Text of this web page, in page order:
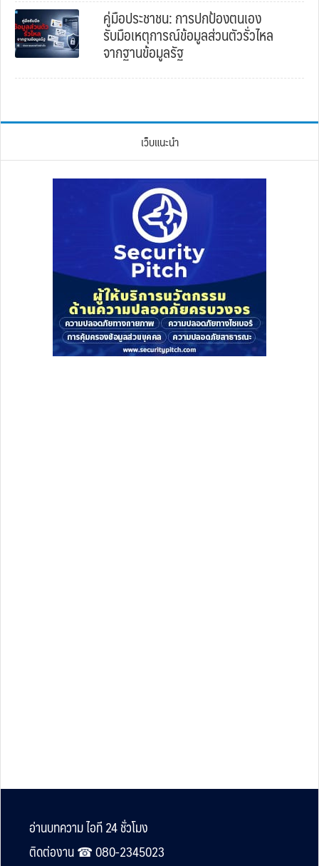
คู่มือประชาชน: การปกป้องตนเอง
รับมือเหตุการณ์ข้อมูลส่วนตัวรั่วไหล
จากฐานข้อมูลรัฐ
เว็บแนะนำ
Footer
อ่านบทความ ไอที 24 ชั่วโมง
ติดต่องาน ☎︎ 080-2345023